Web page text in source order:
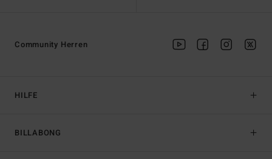
HILFE
BILLABONG
Community Herren